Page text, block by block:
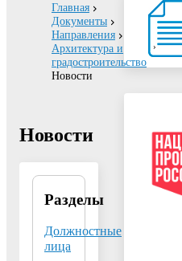
Главная
Документы
Направления
Архитектура и
градостроительство
Новости
Новости
Разделы
Должностные
лица